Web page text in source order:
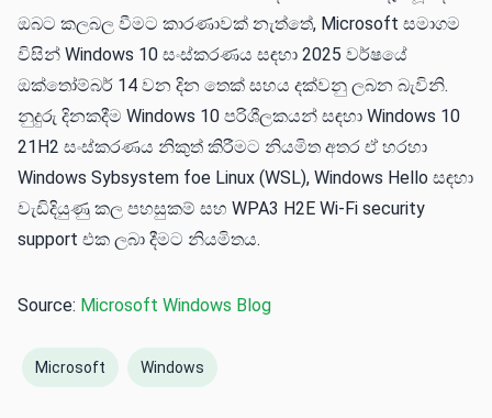
ඔබට කලබල වීමට කාරණාවක් නැත්තේ, Microsoft සමාගම
විසින් Windows 10 සංස්කරණය සඳහා 2025 වර්ෂයේ
ඔක්තෝම්බර් 14 වන දින තෙක් සහය දක්වනු ලබන බැවිනි.
නුදුරු දිනකදීම Windows 10 පරිශීලකයන් සඳහා Windows 10
21H2 සංස්කරණය නිකුත් කිරීමට නියමිත අතර ඒ හරහා
Windows Sybsystem foe Linux (WSL), Windows Hello සඳහා
වැඩිදියුණු කල පහසුකම් සහ WPA3 H2E Wi-Fi security
support එක ලබා දීමට නියමිතය.
Source: Microsoft Windows Blog
Microsoft Windows